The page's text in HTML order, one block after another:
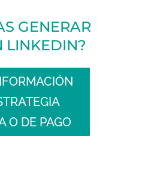
GENERAR
LINKEDIN?
O DE PAGO